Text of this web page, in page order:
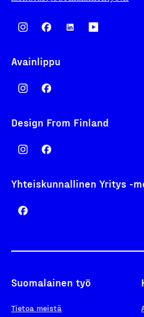
Avainlippu
Design From Finland
Yhteiskunnallinen Yritys -
Suomalainen työ
Tietoa meistä